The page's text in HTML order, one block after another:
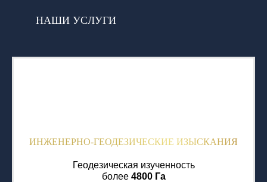
НАШИ УСЛУГИ
ИНЖЕНЕРНО-ГЕОДЕЗИЧЕСКИЕ ИЗЫСКАНИЯ
Геодезическая изученность
более 4800 Га